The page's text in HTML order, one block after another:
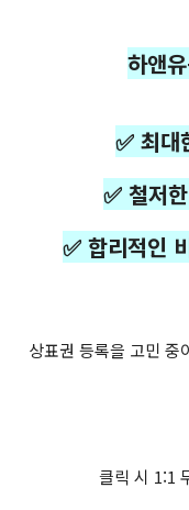
하앤
✅ 최대
✅ 철저
✅ 합리적인
상표권 등록을 고민 중
클릭 시 1:1